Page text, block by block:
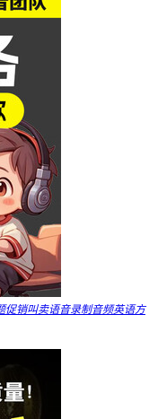
促销叫卖语音录制音频英语方